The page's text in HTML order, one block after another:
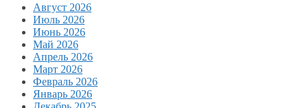
Август 2026
Июль 2026
Июнь 2026
Май 2026
Апрель 2026
Март 2026
Февраль 2026
Январь 2026